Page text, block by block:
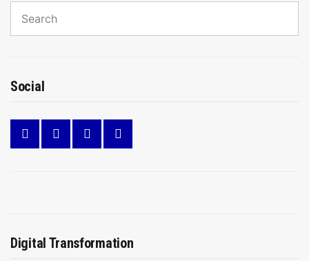
for:
Social
Digital Transformation